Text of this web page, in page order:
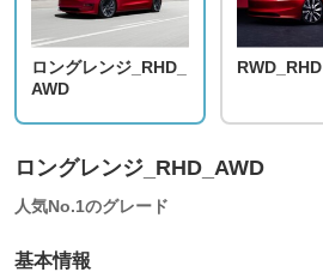
ロングレンジ_RHD_
AWD
RWD_RHD
ロングレンジ_RHD_AWD
人気No.1のグレード
基本情報